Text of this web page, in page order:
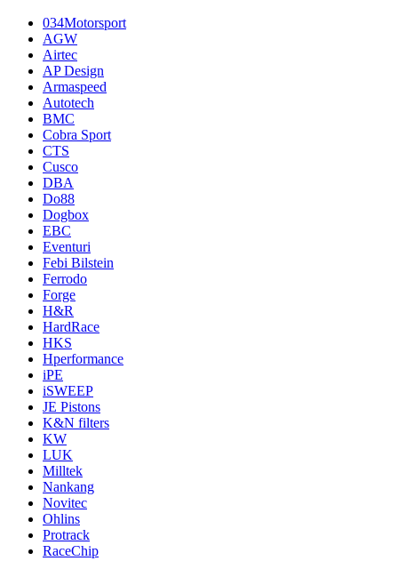
034Motorsport
AGW
Airtec
AP Design
Armaspeed
Autotech
BMC
Cobra Sport
CTS
Cusco
DBA
Do88
Dogbox
EBC
Eventuri
Febi Bilstein
Ferrodo
Forge
H&R
HardRace
HKS
Hperformance
iPE
iSWEEP
JE Pistons
K&N filters
KW
LUK
Milltek
Nankang
Novitec
Ohlins
Protrack
RaceChip